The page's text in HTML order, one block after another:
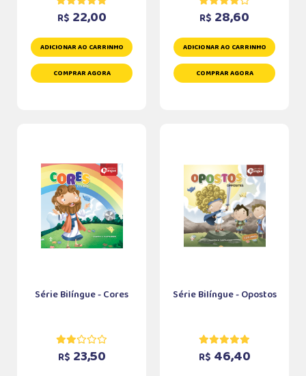
R$ 22,00
ADICIONAR AO CARRINHO
COMPRAR AGORA
R$ 28,60
ADICIONAR AO CARRINHO
COMPRAR AGORA
Série Bilíngue - Cores
R$ 23,50
Série Bilíngue - Opostos
R$ 46,40